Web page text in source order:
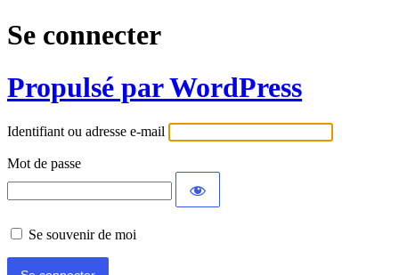
Se connecter
Propulsé par WordPress
Identifiant ou adresse e-mail
Mot de passe
Se souvenir de moi